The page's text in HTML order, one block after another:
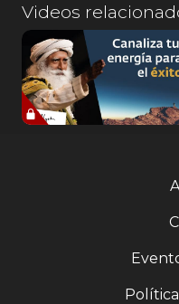
Español Somos
las palabras de
posible de acuerdo
Agradecemos tu
contiene errores, ya
sabiduría hablada de
Videos